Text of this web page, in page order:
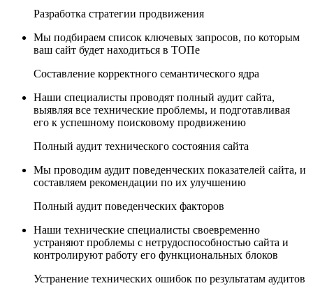
Разработка стратегии продвижения
Мы подбираем список ключевых запросов, по которым
ваш сайт будет находиться в ТОПе
Составление корректного семантического ядра
Наши специалисты проводят полный аудит сайта,
выявляя все технические проблемы, и подготавливая
его к успешному поисковому продвижению
Полный аудит технического состояния сайта
Мы проводим аудит поведенческих показателей сайта, и
составляем рекомендации по их улучшению
Полный аудит поведенческих факторов
Наши технические специалисты своевременно
устраняют проблемы с нетрудоспособностью сайта и
контролируют работу его функциональных блоков
Устранение технических ошибок по результатам аудитов